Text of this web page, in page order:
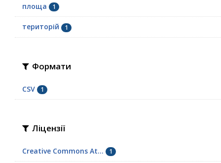
площа 1
територій 1
Формати
CSV 1
Ліцензії
Creative Commons At... 1